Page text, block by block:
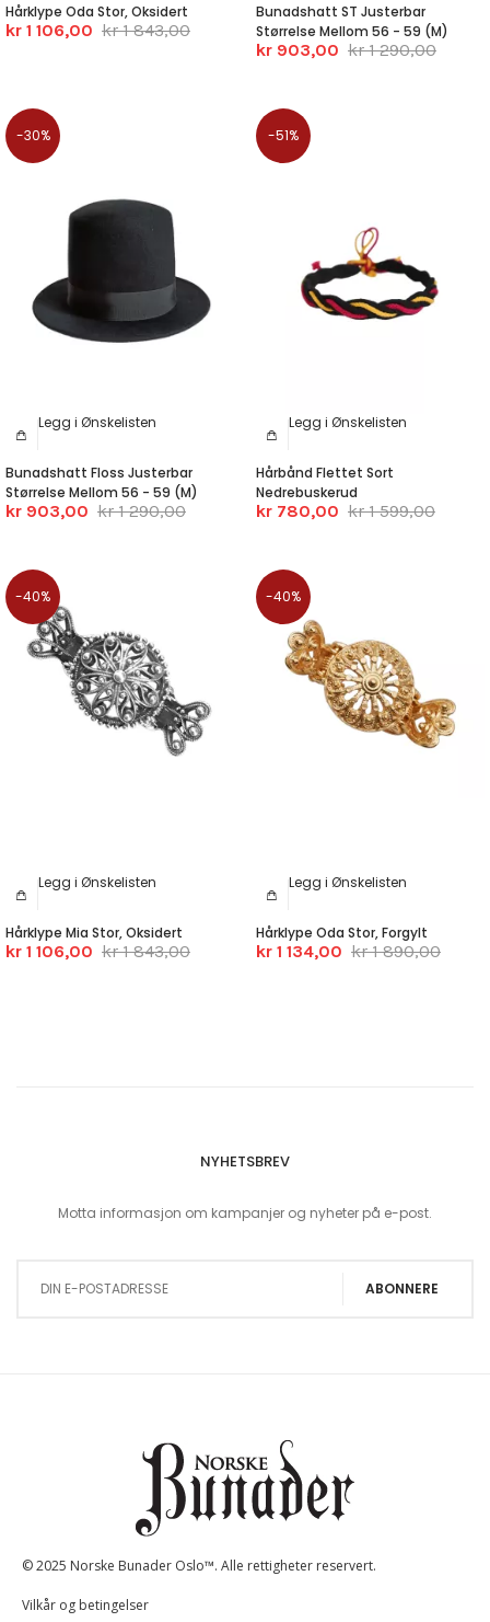
Hårklype Oda Stor, Oksidert
kr 1 106,00 kr 1 843,00
Bunadshatt ST Justerbar
Størrelse Mellom 56 - 59 (M)
kr 903,00 kr 1 290,00
-30%
Legg i Ønskelisten
Bunadshatt Floss Justerbar
Størrelse Mellom 56 - 59 (M)
kr 903,00 kr 1 290,00
-51%
Legg i Ønskelisten
Hårbånd Flettet Sort
Nedrebuskerud
kr 780,00 kr 1 599,00
-40%
Legg i Ønskelisten
Hårklype Mia Stor, Oksidert
kr 1 106,00 kr 1 843,00
-40%
Legg i Ønskelisten
Hårklype Oda Stor, Forgylt
kr 1 134,00 kr 1 890,00
NYHETSBREV
Motta informasjon om kampanjer og nyheter på e-post.
ABONNERE
© 2025 Norske Bunader Oslo™. Alle rettigheter reservert.
Vilkår og betingelser